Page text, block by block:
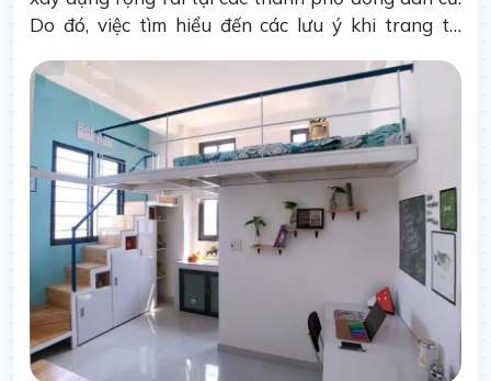
Do đó, việc tìm hiểu đến các lưu ý khi trang trí